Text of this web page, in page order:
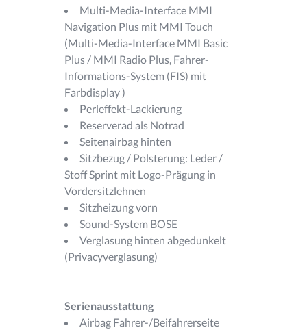
Multi-Media-Interface MMI
Navigation Plus mit MMI Touch
(Multi-Media-Interface MMI Basic
Plus / MMI Radio Plus, Fahrer-
Informations-System (FIS) mit
Farbdisplay )
Perleffekt-Lackierung
Reserverad als Notrad
Seitenairbag hinten
Sitzbezug / Polsterung: Leder /
Stoff Sprint mit Logo-Prägung in
Vordersitzlehnen
Sitzheizung vorn
Sound-System BOSE
Verglasung hinten abgedunkelt
(Privacyverglasung)
Serienausstattung
Airbag Fahrer-/Beifahrerseite